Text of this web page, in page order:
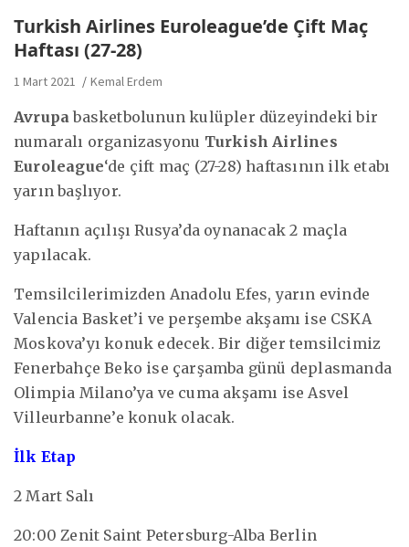
Turkish Airlines Euroleague’de Çift Maç
Haftası (27-28)
1 Mart 2021 Kemal Erdem
Avrupa basketbolunun kulüpler düzeyindeki bir
numaralı organizasyonu Turkish Airlines
Euroleague‘de çift maç (27-28) haftasının ilk etabı
yarın başlıyor.
Haftanın açılışı Rusya’da oynanacak 2 maçla
yapılacak.
Temsilcilerimizden Anadolu Efes, yarın evinde
Valencia Basket’i ve perşembe akşamı ise CSKA
Moskova’yı konuk edecek. Bir diğer temsilcimiz
Fenerbahçe Beko ise çarşamba günü deplasmanda
Olimpia Milano’ya ve cuma akşamı ise Asvel
Villeurbanne’e konuk olacak.
İlk Etap
2 Mart Salı
20:00 Zenit Saint Petersburg-Alba Berlin